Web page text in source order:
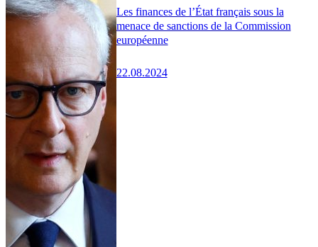
Les finances de l’État français sous la
menace de sanctions de la Commission
européenne
22.08.2024